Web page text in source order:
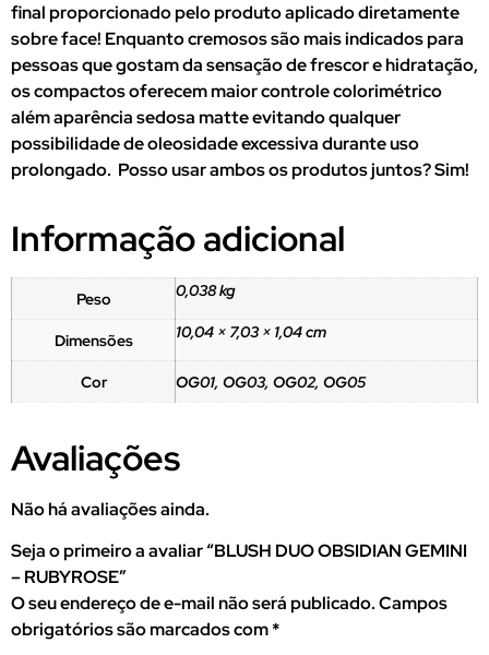
final proporcionado pelo produto aplicado diretamente
sobre face! Enquanto cremosos são mais indicados para
pessoas que gostam da sensação de frescor e hidratação,
os compactos oferecem maior controle colorimétrico
além aparência sedosa matte evitando qualquer
possibilidade de oleosidade excessiva durante uso
prolongado. Posso usar ambos os produtos juntos? Sim!
Informação adicional
Peso 0,038 kg
Dimensões 10,04 × 7,03 × 1,04 cm
Cor OG01, OG03, OG02, OG05
Avaliações
Não há avaliações ainda.
Seja o primeiro a avaliar “BLUSH DUO OBSIDIAN GEMINI
– RUBYROSE”
O seu endereço de e-mail não será publicado.Campos
obrigatórios são marcados com*